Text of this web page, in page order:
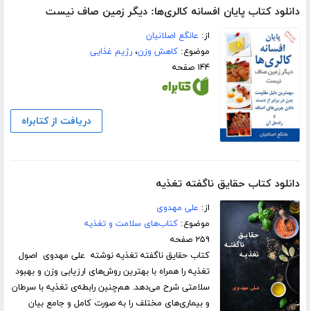
دانلود کتاب پایان افسانه کالری‌ها: دیگر زمین صاف نیست
از: عانگع اصلانیان
موضوع:کاهش وزن،رژیم غذایی
۱۴۴ صفحه
دریافت از کتابراه
دانلود کتاب حقایق ناگفته تغذیه
از: علی مهدوی
موضوع:کتاب‌های سلامت و تغذیه
۲۵۹ صفحه
کتاب حقایق ناگفته تغذیه نوشته علی مهدوی اصول
تغذیه را همراه با بهترین روش‌های ارزیابی وزن و بهبود
سلامتی شرح می‌دهد. هم‌چنین رابطه‌ی تغذیه با سرطان
و بیماری‌های مختلف را به صورت کامل و جامع بیان